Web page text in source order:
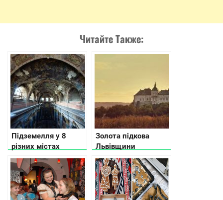
Читайте Также:
Підземелля у 8
різних містах
України: де шукати
нові враження
Золота підкова
Львівщини